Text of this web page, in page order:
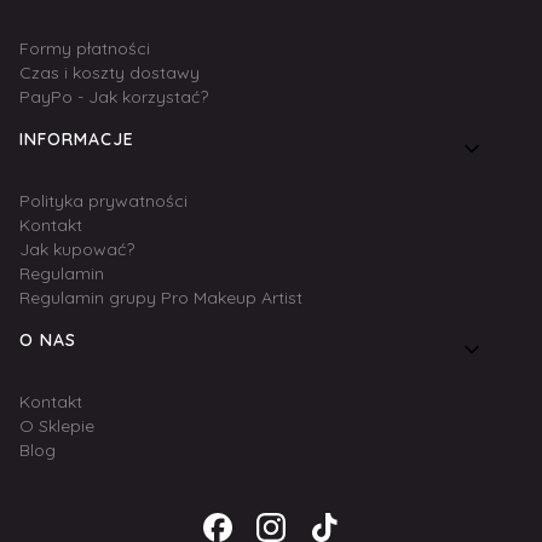
Formy płatności
Czas i koszty dostawy
PayPo - Jak korzystać?
INFORMACJE
Polityka prywatności
Kontakt
Jak kupować?
Regulamin
Regulamin grupy Pro Makeup Artist
O NAS
Kontakt
O Sklepie
Blog